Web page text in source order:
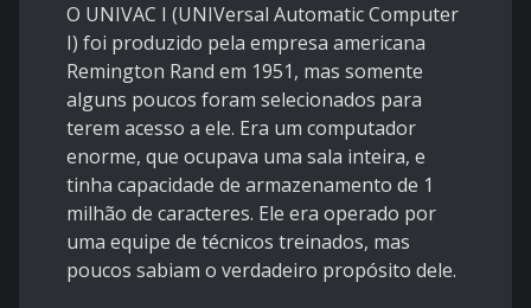
O UNIVAC I (UNIVersal Automatic Computer
I) foi produzido pela empresa americana
Remington Rand em 1951, mas somente
alguns poucos foram selecionados para
terem acesso a ele. Era um computador
enorme, que ocupava uma sala inteira, e
tinha capacidade de armazenamento de 1
milhão de caracteres. Ele era operado por
uma equipe de técnicos treinados, mas
poucos sabiam o verdadeiro propósito dele.